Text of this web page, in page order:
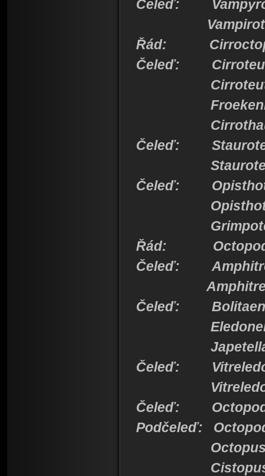
Čeleď:
Řád:
Čeleď:
Čeleď:
Čeleď:
Řád:
Čeleď:
Čeleď:
Čeleď:
Čeleď:
Podčeleď: